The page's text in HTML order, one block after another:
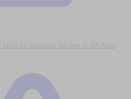
du komplett bei uns in der App.